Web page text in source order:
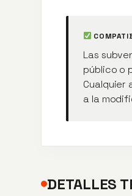
Las
público o
Cualquier
a la
DETALLES